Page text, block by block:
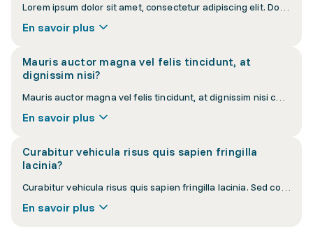
Lorem ipsum dolor sit amet, consectetur adipiscing elit. Donec interdum nisi at velit vulputate luctus. Vestibulum ante ipsum primis in faucibus orci luctus et ultrices posuere cubilia curae.
En savoir plus
Mauris auctor magna vel felis tincidunt, at
dignissim nisi?
Mauris auctor magna vel felis tincidunt, at dignissim nisi cursus. Pellentesque habitant morbi tristique senectus et netus et malesuada fames ac turpis egestas.
En savoir plus
Curabitur vehicula risus quis sapien fringilla
lacinia?
Curabitur vehicula risus quis sapien fringilla lacinia. Sed consequat eros eu orci convallis, a lacinia sapien pellentesque. Nullam euismod lacus vel purus suscipit.
En savoir plus